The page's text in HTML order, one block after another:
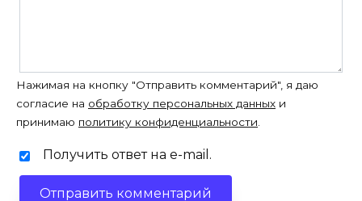
Нажимая на кнопку "Отправить комментарий", я даю
согласие на обработку персональных данных и
принимаю политику конфиденциальности.
Получить ответ на e-mail.